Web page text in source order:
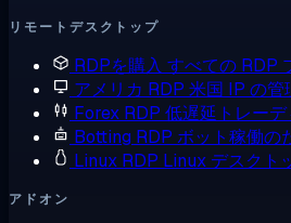
リモートデスクトップ
RDPを購入 すべての RDP
アメリカ RDP 米国 IP の管
Forex RDP 低遅延トレー
Botting RDP ボット稼働の
Linux RDP Linux デスクト
アドオン